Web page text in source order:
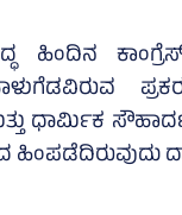
ಹಿಂದಿನ
ಸೌಹಾರ್ದ
ಹಿಂಪಡೆದಿರುವುದು